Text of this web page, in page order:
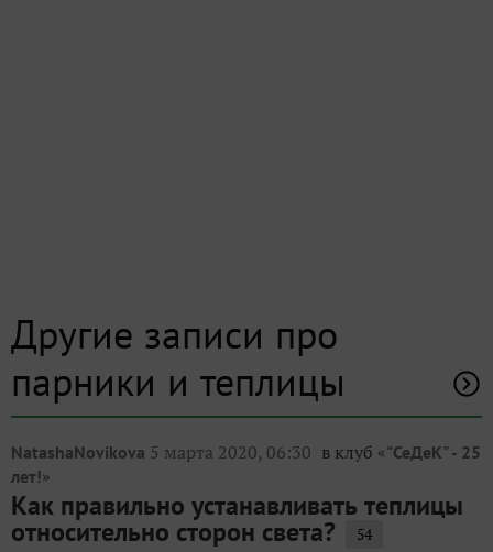
Другие записи про
парники и теплицы
NatashaNovikova 5 марта 2020, 06:30 в клуб « "СеДеК" - 25
лет!»
Как правильно устанавливать теплицы
относительно сторон света? 54